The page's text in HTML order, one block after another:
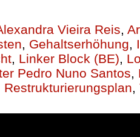
Vieira Reis,
, Gehaltserhöhung,
, Linker Block (BE),
Pedro Nuno Santos,
Restrukturierungsplan,